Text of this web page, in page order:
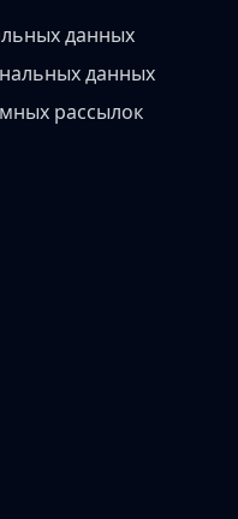
данных
данных
рассылок